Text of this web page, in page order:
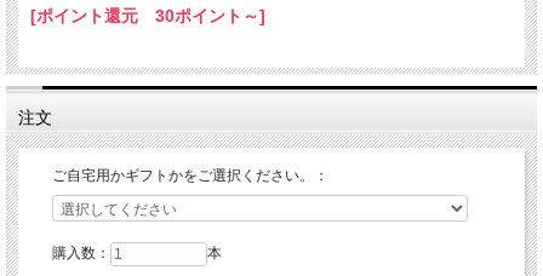
[ポイント還元 30ポイント～]
注文
ご自宅用かギフトかをご選択ください。：
購入数： 本